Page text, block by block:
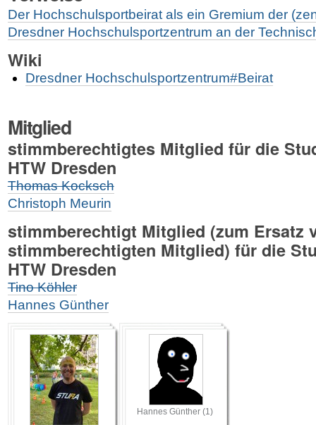
Der Hochschulsportbei­rat als ein Gremium der
Dresdner Hochschulsportzentrum an der
Wiki
Dresdner Hochschulsportzentrum#Beirat
Mitglied
stimmberechtigtes Mitglied für die
HTW Dresden
Thomas Kocksch
Christoph Meurin
stimmberechtigt Mitglied (zum Ersatz
stimmberechtigten Mitglied) für die
HTW Dresden
Tino Köhler
Hannes Günther
Hannes Günther (1)